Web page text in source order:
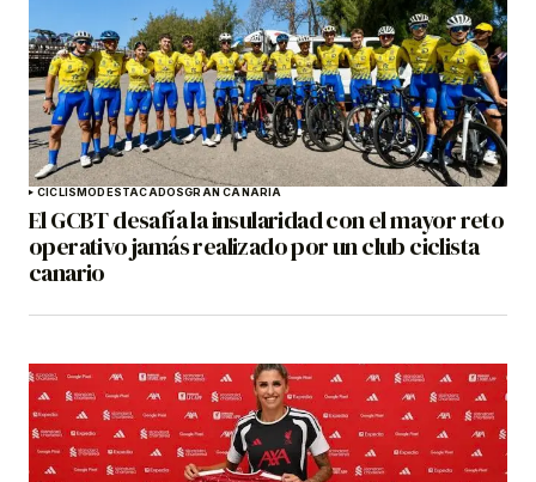
CICLISMODESTACADOSGRAN CANARIA
El GCBT desafía la insularidad con el mayor reto
operativo jamás realizado por un club ciclista
canario